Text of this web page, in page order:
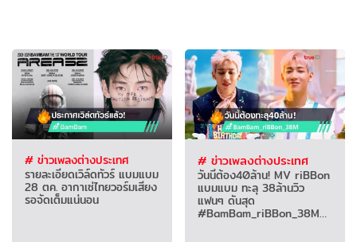
# ข่าวเพลงต่างประเทศ
รายละเอียดเวิล์ดทัวร์ แบมแบม
28 ตค. อากาเซ่ไทยวอร์มเสียง
รอจัดเต็มแน่นอน
# ข่าวเพลงต่างประเทศ
วันนี้ต้อง40ล้าน! MV riBBon
แบมแบม ทะลุ 38ล้านวิว
แฟนๆ ดันสุด
#BamBam_riBBon_38M